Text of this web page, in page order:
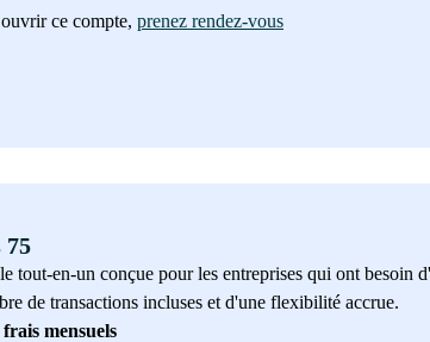
ce compte, prenez rendez-vous
75
tout-en-un conçue pour les entreprises qui ont besoin
de transactions incluses et d'une flexibilité accrue.
mensuels